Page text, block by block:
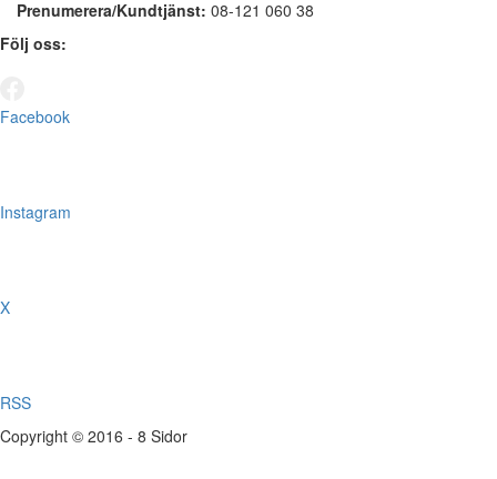
Prenumerera/Kundtjänst: 08-121 060 38
Följ oss:
Facebook
Instagram
X
RSS
Copyright © 2016 - 8 Sidor